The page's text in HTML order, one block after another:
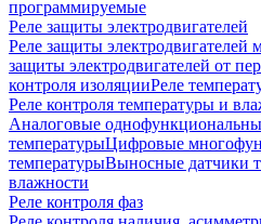
программируемые
Реле защиты электродвигателей
Реле защиты
защиты электродвигателей от
контроля изоляцииРеле
Реле контроля температуры и
Аналоговые
температурыЦифровые
температурыВыносные датчики
влажности
Реле контроля фаз